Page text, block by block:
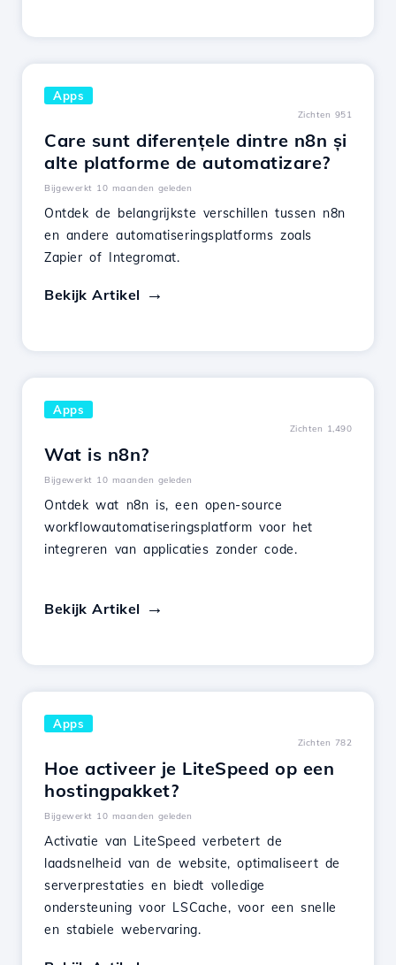
Apps
Zichten 951
Care sunt diferențele dintre n8n și
alte platforme de automatizare?
Bijgewerkt 10 maanden geleden
Ontdek de belangrijkste verschillen tussen n8n
en andere automatiseringsplatforms zoals
Zapier of Integromat.
Bekijk Artikel
Apps
Zichten 1,490
Wat is n8n?
Bijgewerkt 10 maanden geleden
Ontdek wat n8n is, een open-source
workflowautomatiseringsplatform voor het
integreren van applicaties zonder code.
Bekijk Artikel
Apps
Zichten 782
Hoe activeer je LiteSpeed op een
hostingpakket?
Bijgewerkt 10 maanden geleden
Activatie van LiteSpeed verbetert de
laadsnelheid van de website, optimaliseert de
serverprestaties en biedt volledige
ondersteuning voor LSCache, voor een snelle
en stabiele webervaring.